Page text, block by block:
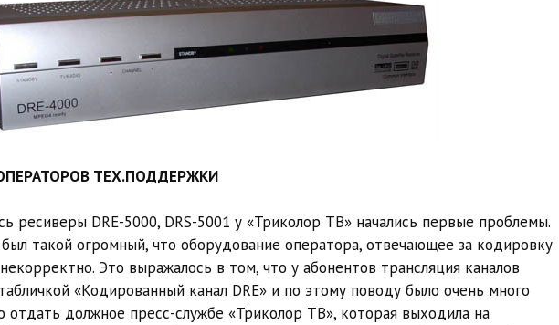
ТЕХ.ПОДДЕРЖКИ
ресиверы DRE-5000, DRS-5001 у «Триколор ТВ» начались первые проблемы.
такой огромный, что оборудование оператора, отвечающее за кодировку
Это выражалось в том, что у абонентов трансляция каналов
«Кодированный канал DRE» и по этому поводу было очень много
отдать должное пресс-службе «Триколор ТВ», которая выходила на